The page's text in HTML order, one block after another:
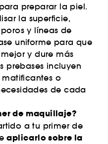
preparar la piel.
la superficie,
y líneas de
uniforme para que
y dure más
prebases incluyen
matificantes o
de cada
de maquillaje?
a tu primer de
aplicarlo sobre la